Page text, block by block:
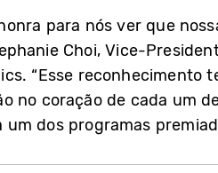
para nós ver que
Choi, Vice-
“Esse reconhecimento
no coração de cada um
um dos programas